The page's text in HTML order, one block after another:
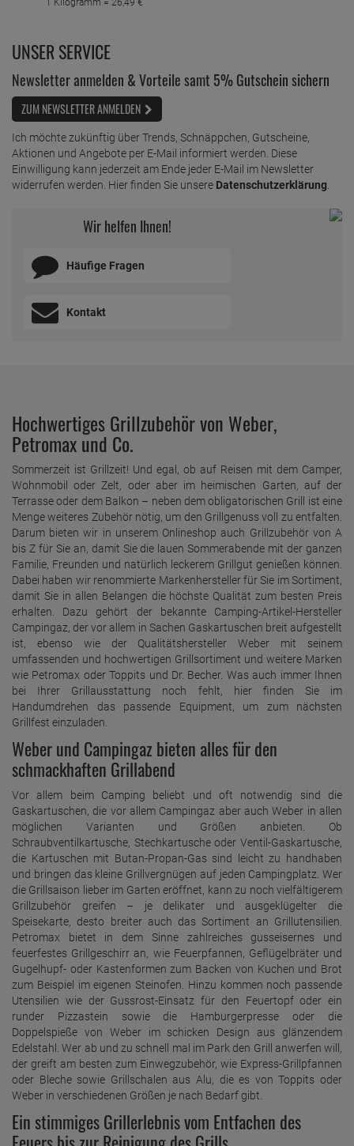
UNSER SERVICE
Newsletter anmelden & Vorteile samt 5% Gutschein sichern
ZUM NEWSLETTER ANMELDEN
Ich möchte zukünftig über Trends, Schnäppchen, Gutscheine,
Aktionen und Angebote per E-Mail informiert werden. Diese
Einwilligung kann jederzeit am Ende jeder E-Mail im Newsletter
widerrufen werden. Hier finden Sie unsere Datenschutzerklärung
Wir helfen Ihnen!
Häufige Fragen
Kontakt
Hochwertiges Grillzubehör von Weber,
Petromax und Co.
Sommerzeit ist Grillzeit! Und egal, ob auf Reisen mit dem Camper,
Wohnmobil oder Zelt, oder aber im heimischen Garten, auf der
Terrasse oder dem Balkon – neben dem obligatorischen Grill ist eine
Menge weiteres Zubehör nötig, um den Grillgenuss voll zu entfalten.
Darum bieten wir in unserem Onlineshop auch Grillzubehör von A
bis Z für Sie an, damit Sie die lauen Sommerabende mit der ganzen
Familie, Freunden und natürlich leckerem Grillgut genießen können.
Dabei haben wir renommierte Markenhersteller für Sie im Sortiment,
damit Sie in allen Belangen die höchste Qualität zum besten Preis
erhalten. Dazu gehört der bekannte Camping-Artikel-Hersteller
Campingaz, der vor allem in Sachen Gaskartuschen breit aufgestellt
ist, ebenso wie der Qualitätshersteller Weber mit seinem
umfassenden und hochwertigen Grillsortiment und weitere Marken
wie Petromax oder Toppits und Dr. Becher. Was auch immer Ihnen
bei Ihrer Grillausstattung noch fehlt, hier finden Sie im
Handumdrehen das passende Equipment, um zum nächsten
Grillfest einzuladen.
Weber und Campingaz bieten alles für den
schmackhaften Grillabend
Vor allem beim Camping beliebt und oft notwendig sind die
Gaskartuschen, die vor allem Campingaz aber auch Weber in allen
möglichen Varianten und Größen anbieten. Ob
Schraubventilkartusche, Stechkartusche oder Ventil-Gaskartusche,
die Kartuschen mit Butan-Propan-Gas sind leicht zu handhaben
und bringen das kleine Grillvergnügen auf jeden Campingplatz. Wer
die Grillsaison lieber im Garten eröffnet, kann zu noch vielfältigerem
Grillzubehör greifen – je delikater und ausgeklügelter die
Speisekarte, desto breiter auch das Sortiment an Grillutensilien.
Petromax bietet in dem Sinne zahlreiches gusseisernes und
feuerfestes Grillgeschirr an, wie Feuerpfannen, Geflügelbräter und
Gugelhupf- oder Kastenformen zum Backen von Kuchen und Brot
zum Beispiel im eigenen Steinofen. Hinzu kommen noch passende
Utensilien wie der Gussrost-Einsatz für den Feuertopf oder ein
runder Pizzastein sowie die Hamburgerpresse oder die
Doppelspieße von Weber im schicken Design aus glänzendem
Edelstahl. Wer ab und zu schnell mal im Park den Grill anwerfen will,
der greift am besten zum Einwegzubehör, wie Express-Grillpfannen
oder Bleche sowie Grillschalen aus Alu, die es von Toppits oder
Weber in verschiedenen Größen je nach Bedarf gibt.
Ein stimmiges Grillerlebnis vom Entfachen des